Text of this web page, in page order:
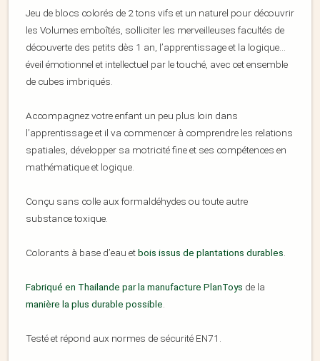
Jeu de blocs colorés de 2 tons vifs et un naturel pour découvrir
les Volumes emboîtés, solliciter les merveilleuses facultés de
découverte des petits dès 1 an, l’apprentissage et la logique…
éveil émotionnel et intellectuel par le touché, avec cet ensemble
de cubes imbriqués.
Accompagnez votre enfant un peu plus loin dans
l’apprentissage et il va commencer à comprendre les relations
spatiales, développer sa motricité fine et ses compétences en
mathématique et logique.
Conçu sans colle aux formaldéhydes ou toute autre
substance toxique.
Colorants à base d’eau etbois issus de plantations durables
Fabriqué en Thailande par la manufacture PlanToys de la
manière la plus durable possible
Testé et répond aux normes de sécurité EN71.